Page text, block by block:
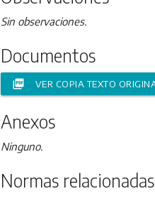
Sin observaciones.
Documentos
picture_as_pdf VER COPIA TEXTO
Anexos
Ninguno.
Normas